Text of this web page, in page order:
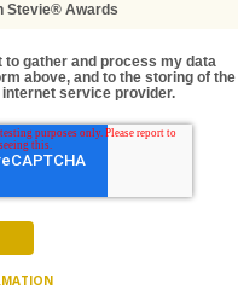
Stevie® Awards
to gather and process my data
above, and to the storing of the
internet service provider.